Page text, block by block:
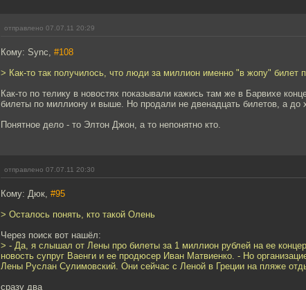
отправлено 07.07.11 20:29
Кому: Sync, #108
> Как-то так получилось, что люди за миллион именно "в жопу" билет
Как-то по телику в новостях показывали кажись там же в Барвихе
билеты по миллиону и выше. Но продали не двенадцать билетов, а до
Понятное дело - то Элтон Джон, а то непонятно кто.
отправлено 07.07.11 20:30
Кому: Дюк, #95
> Осталось понять, кто такой Олень
Через поиск вот нашёл:
> - Да, я слышал от Лены про билеты за 1 миллион рублей на ее
новость супруг Ваенги и ее продюсер Иван Матвиенко. - Но
Лены Руслан Сулимовский. Они сейчас с Леной в Греции на пляже
сразу два